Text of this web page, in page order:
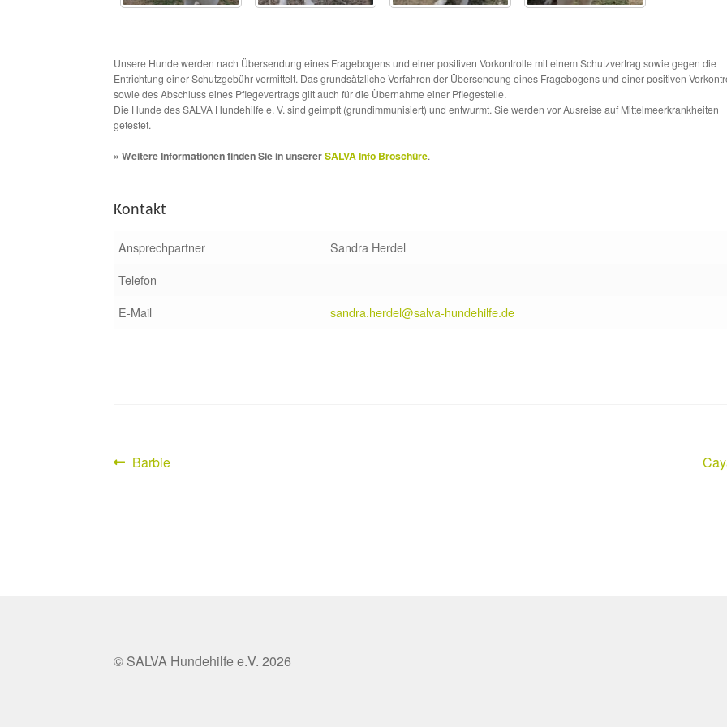
Unsere Hunde werden nach Übersendung eines Fragebogens und einer positiven Vorkontrolle mit einem Schutzvertrag sowie gegen die
Entrichtung einer Schutzgebühr vermittelt. Das grundsätzliche Verfahren der Übersendung eines Fragebogens und einer positiven
sowie des Abschluss eines Pflegevertrags gilt auch für die Übernahme einer Pflegestelle.
Die Hunde des SALVA Hundehilfe e. V. sind geimpft (grundimmunisiert) und entwurmt. Sie werden vor Ausreise auf Mittelmeerkrankheiten
getestet.
» Weitere Informationen finden Sie in unsererSALVA Info Broschüre.
Kontakt
Ansprechpartner
Sandra Herdel
Telefon
E-Mail
sandra.herdel@salva-hundehilfe.de
Beitragsnavigation
Vorheriger
Barbie
© SALVA Hundehilfe e.V. 2026